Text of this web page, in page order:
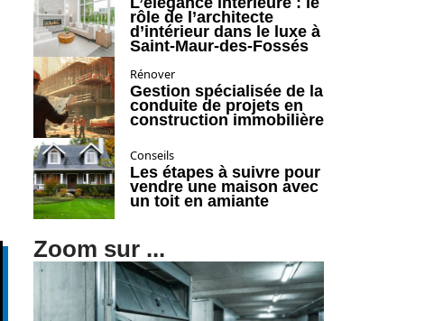
rôle de l’architecte
d’intérieur dans le luxe à
Saint-Maur-des-Fossés
Rénover
Gestion spécialisée de la
conduite de projets en
construction immobilière
Conseils
Les étapes à suivre pour
vendre une maison avec
un toit en amiante
Zoom sur ...